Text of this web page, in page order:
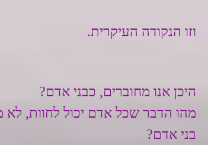
וזו הנקודה העיקרית.
היכן אנו מחוברים, כבני אדם?
מהו הדבר שכל אדם יכול לחוות,
בני אדם?